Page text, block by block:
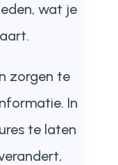
wat je
zorgen te
In
te laten